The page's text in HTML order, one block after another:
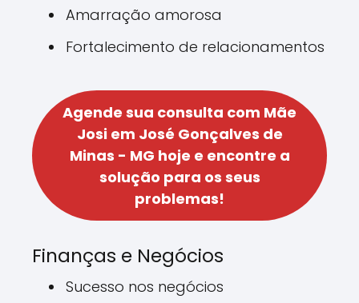
Amarração amorosa
Fortalecimento de relacionamentos
Agende sua consulta com Mãe
Josi em José Gonçalves de
Minas - MG hoje e encontre a
solução para os seus
problemas!
Finanças e Negócios
Sucesso nos negócios